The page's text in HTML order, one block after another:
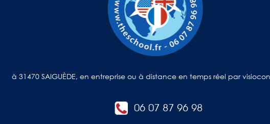
à 31470 SAIGUÈDE, en entreprise ou à distance en temps réel par
06 07 87 96 98